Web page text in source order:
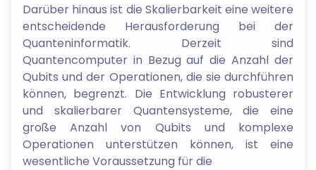
Darüber hinaus ist die Skalierbarkeit eine weitere
entscheidende Herausforderung bei der
Quanteninformatik. Derzeit sind
Quantencomputer in Bezug auf die Anzahl der
Qubits und der Operationen, die sie durchführen
können, begrenzt. Die Entwicklung robusterer
und skalierbarer Quantensysteme, die eine
große Anzahl von Qubits und komplexe
Operationen unterstützen können, ist eine
wesentliche Voraussetzung für die